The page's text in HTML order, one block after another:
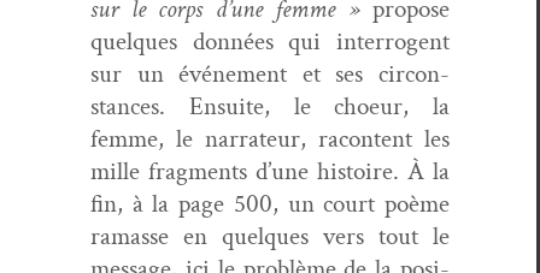
sur le corps d’une femme »pro­pose
quelques don­nées qui inter­ro­gent
sur un événe­ment et ses cir­con­
stances. Ensuite, le choeur, la
femme, le nar­ra­teur, racon­tent les
mille frag­ments d’une his­toire. À la
fin, à la page 500, un court poème
ramasse en quelques vers tout le